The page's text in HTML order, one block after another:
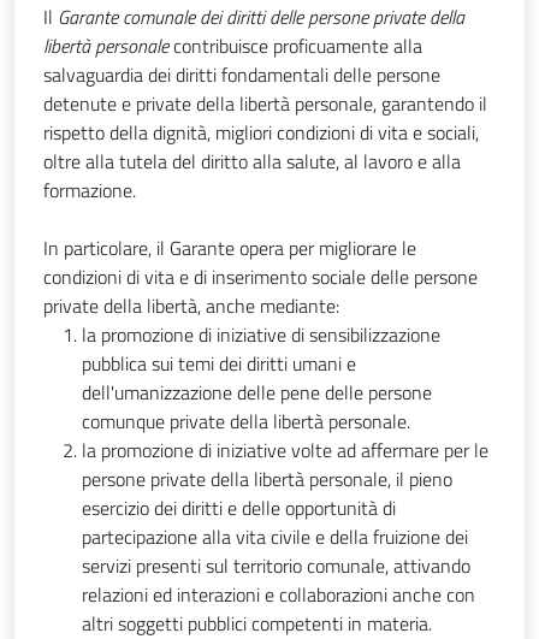
Il Garante comunale dei diritti delle persone private della
libertà personalecontribuisce proficuamente alla
salvaguardia dei diritti fondamentali delle persone
detenute e private della libertà personale, garantendo il
rispetto della dignità, migliori condizioni di vita e sociali,
oltre alla tutela del diritto alla salute, al lavoro e alla
formazione.
In particolare, il Garante opera per migliorare le
condizioni di vita e di inserimento sociale delle persone
private della libertà, anche mediante:
la promozione di iniziative di sensibilizzazione
pubblica sui temi dei diritti umani e
dell'umanizzazione delle pene delle persone
comunque private della libertà personale.
la promozione di iniziative volte ad affermare per le
persone private della libertà personale, il pieno
esercizio dei diritti e delle opportunità di
partecipazione alla vita civile e della fruizione dei
servizi presenti sul territorio comunale, attivando
relazioni ed interazioni e collaborazioni anche con
altri soggetti pubblici competenti in materia.